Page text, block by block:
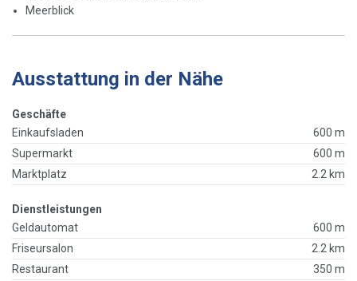
Meerblick
Ausstattung in der Nähe
Geschäfte
Einkaufsladen
600 m
Supermarkt
600 m
Marktplatz
2.2 km
Dienstleistungen
Geldautomat
600 m
Friseursalon
2.2 km
Restaurant
350 m